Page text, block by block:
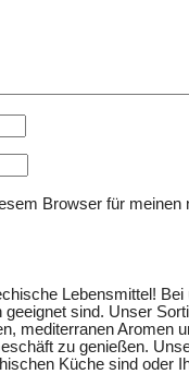
Browser für
Lebensmittel!
sind. Unser
mediterranen Aromen
zu genießen.
Küche sind